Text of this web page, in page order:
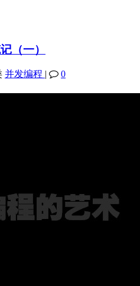
（一）
并发编程 |
0